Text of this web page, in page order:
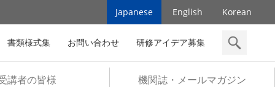
Japanese English Korean
講者の皆様 機関誌・メールマガジン
書類様式集 お問い合わせ 研修アイデア募集